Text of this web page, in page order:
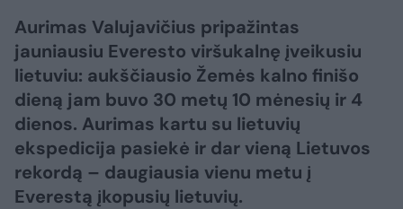
Aurimas Valujavičius pripažintas
jauniausiu Everesto viršukalnę įveikusiu
lietuviu: aukščiausio Žemės kalno finišo
dieną jam buvo 30 metų 10 mėnesių ir 4
dienos. Aurimas kartu su lietuvių
ekspedicija pasiekė ir dar vieną Lietuvos
rekordą – daugiausia vienu metu į
Everestą įkopusių lietuvių.